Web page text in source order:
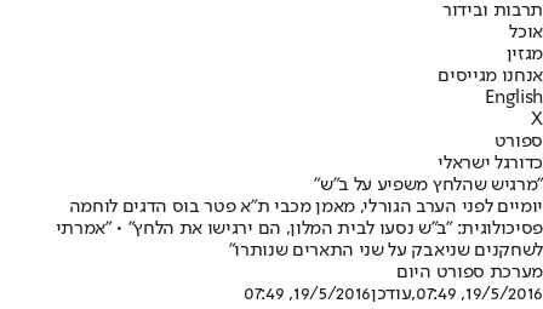
תרבות ובידור
אוכל
מגזין
אנחנו מגייסים
English
X
ספורט
כדורגל ישראלי
"מרגיש שהלחץ משפיע על ב"ש"
יומיים לפני הערב הגורלי, מאמן מכבי ת"א פטר בוס הדגים לוחמה
פסיכולוגית: "ב"ש נסעו לבית המלון, הם ירגישו את הלחץ" • "אמרתי
לשחקנים שניאבק על שני התארים שנותרו"
מערכת ספורט היום
19/5/2016, 07:49
,עודכן19/5/2016, 07:49